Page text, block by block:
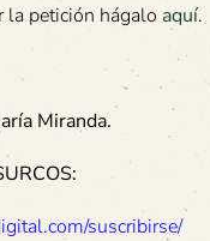
la petición hágalo aquí.
Miranda.
suscribirse/